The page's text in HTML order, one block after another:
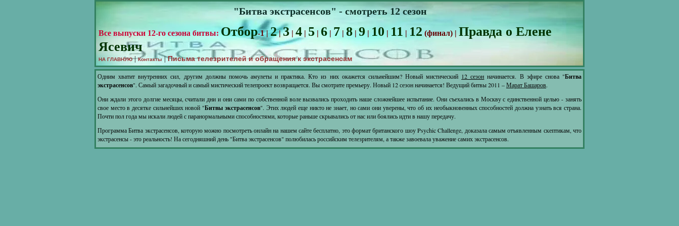
"Битва экстрасенсов" - смотреть 12 сезон
Все выпуски 12-го сезона битвы: Отбор-1 |2|3 | 4 | 5 | 6 | 7 | 8 | 9 | 10 | 11 | 12 (финал) | Правда о Елене
Ясевич
НА ГЛАВНУЮ|Контакты|Письма телезрителей и обращения к экстрасенсам
Одним хватит внутренних сил, другим должны помочь амулеты и практика. Кто из них окажется сильнейшим? Новый мистический 12 сезон начинается. В эфире снова "Битва
экстрасенсов". Самый загадочный и самый мистический телепроект возвращается. Вы смотрите премьеру. Новый 12 сезон начинается! Ведущий битвы 2011 –Марат Башаров.
Они ждали этого долгие месяцы, считали дни и они сами по собственной воле вызвались проходить наше сложнейшее испытание. Они съехались в Москву с единственной целью - занять
свое место в десятке сильнейших новой "Битвы экстрасенсов". Этих людей еще никто не знает, но сами они уверены, что об их необыкновенных способностей должна узнать вся страна.
Почти пол года мы искали людей с паранормальными способностями, которые раньше скрывались от нас или боялись идти в нашу передачу.
Программа Битва экстрасенсов, которую можно посмотреть онлайн на нашем сайте бесплатно, это формат британского шоу Psychic Challenge, доказала самым отъявленным скептикам, что
экстрасенсы - это реальность! На сегодняшний день "Битва экстрасенсов" полюбилась российским телезрителям, а также завоевала уважение самих экстрасенсов.